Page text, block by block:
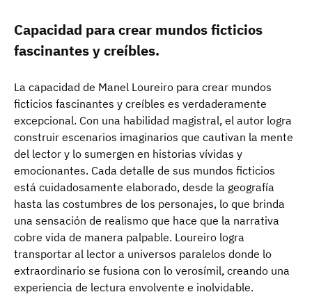
Capacidad para crear mundos ficticios
fascinantes y creíbles.
La capacidad de Manel Loureiro para crear mundos
ficticios fascinantes y creíbles es verdaderamente
excepcional. Con una habilidad magistral, el autor logra
construir escenarios imaginarios que cautivan la mente
del lector y lo sumergen en historias vívidas y
emocionantes. Cada detalle de sus mundos ficticios
está cuidadosamente elaborado, desde la geografía
hasta las costumbres de los personajes, lo que brinda
una sensación de realismo que hace que la narrativa
cobre vida de manera palpable. Loureiro logra
transportar al lector a universos paralelos donde lo
extraordinario se fusiona con lo verosímil, creando una
experiencia de lectura envolvente e inolvidable.